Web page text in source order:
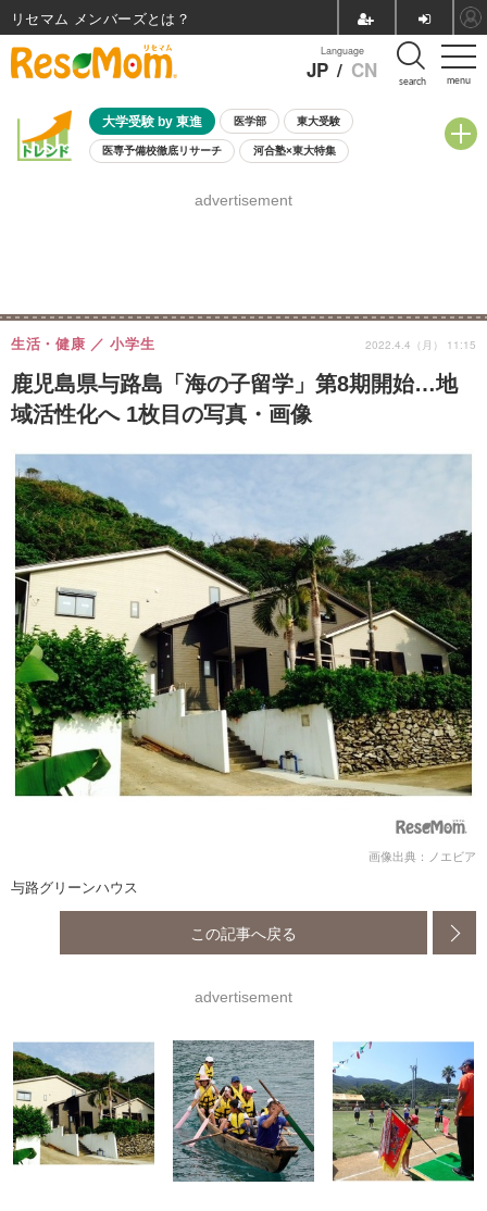
menu
Language
JP / CN search
大学受験 by 東進 医学部 東大受験
医専予備校徹底リサーチ 河合塾×東大特集
8月開催学校説明会・相談会
advertisement
鹿児島県与路島「海の子留学」第8期開始…地
域活性化へ 1枚目の写真・画像
生活・健康 小学生 2022.4.4（月） 11:15
画像出典：ノエビア
与路グリーンハウス
この記事へ戻る
advertisement
リセマム メンバーズ